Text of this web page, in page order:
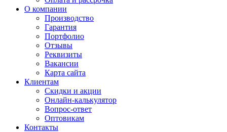
О компании
Производство
Гарантия
Портфолио
Отзывы
Реквизиты
Вакансии
Карта сайта
Клиентам
Скидки и акции
Онлайн-калькулятор
Вопрос-ответ
Оптовикам
Контакты